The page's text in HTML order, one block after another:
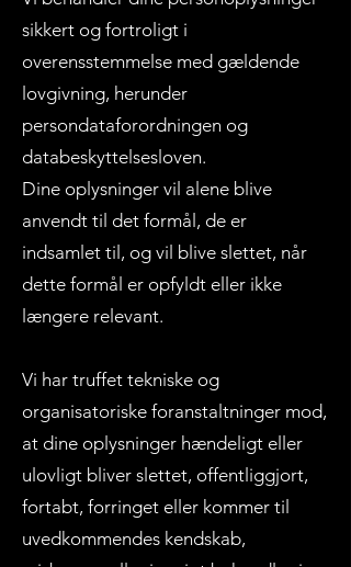
sikkert og fortroligt i
overensstemmelse med gældende
lovgivning, herunder
persondataforordningen og
databeskyttelsesloven.
Dine oplysninger vil alene blive
anvendt til det formål, de er
indsamlet til, og vil blive slettet, når
dette formål er opfyldt eller ikke
længere relevant.
Vi har truffet tekniske og
organisatoriske foranstaltninger mod,
at dine oplysninger hændeligt eller
ulovligt bliver slettet, offentliggjort,
fortabt, forringet eller kommer til
uvedkommendes kendskab,